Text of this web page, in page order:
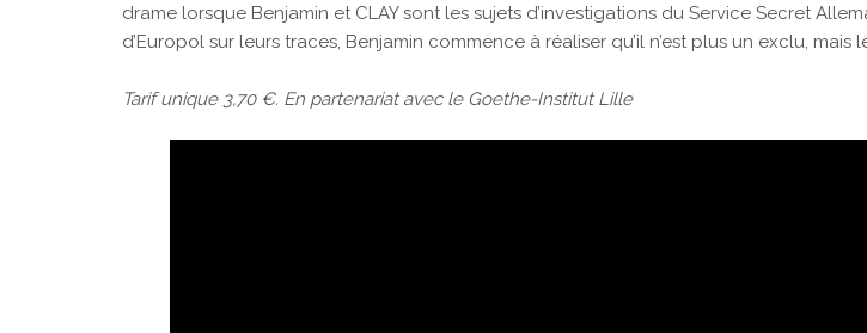
drame lorsque Benjamin et CLAY sont les sujets d’investigations du Service Secret
d’Europol sur leurs traces, Benjamin commence à réaliser qu’il n’est plus un exclu,
Tarif unique 3,70 €. En partenariat avec le Goethe-Institut Lille